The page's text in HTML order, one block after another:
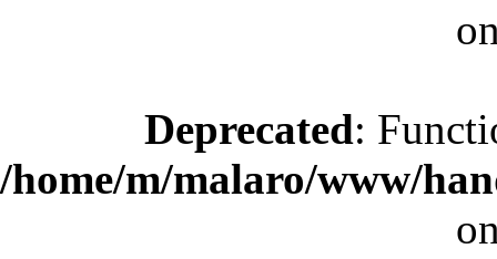
Deprecated:
/home/m/malaro/www/